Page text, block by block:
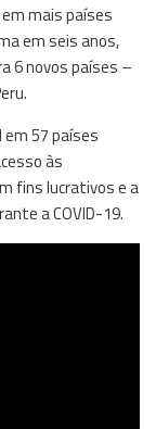
mais países
em seis anos,
6 novos países –
57 países
às
fins lucrativos e a
a COVID-19.